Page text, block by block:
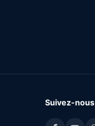
Suivez-nous